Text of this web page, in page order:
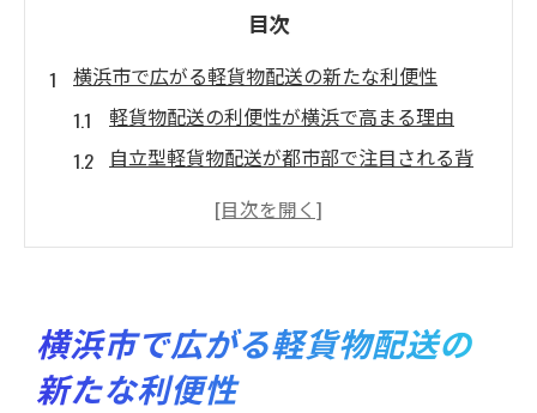
目次
横浜市で広がる軽貨物配送の新たな利便性
軽貨物配送の利便性が横浜で高まる理由
自立型軽貨物配送が都市部で注目される背
自立を目指す軽貨物配送の魅力とは
自立型軽貨物配送で得られる働きやすさ
横浜市で広がる軽貨物配送の
新たな利便性